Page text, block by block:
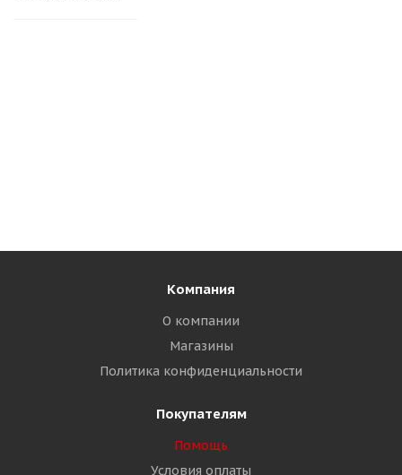
Компания
О компании
Магазины
Политика конфиденциальности
Покупателям
Помощь
Условия оплаты